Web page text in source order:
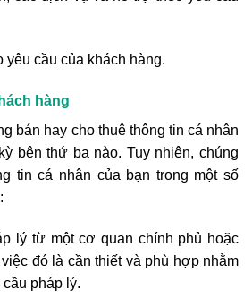
yêu cầu của khách hàng.
hàng
bán hay cho thuê thông tin cá nhân
bên thứ ba nào. Tuy nhiên, chúng
tin cá nhân của bạn trong một số
lý từ một cơ quan chính phủ hoặc
đó là cần thiết và phù hợp nhằm
pháp lý.